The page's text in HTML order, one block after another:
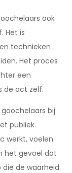
ook
Het is
technieken
Het proces
een
de act zelf.
bij
publiek.
werkt, voelen
het gevoel dat
de waarheid